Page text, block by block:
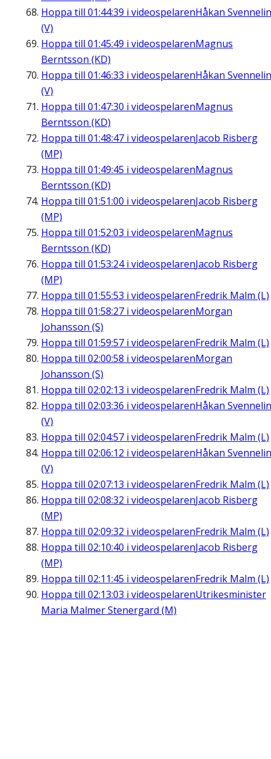
Hoppa till 01:44:39 i videospelarenHåkan
(V)
Hoppa till 01:45:49 i videospelarenMagnus
Berntsson (KD)
Hoppa till 01:46:33 i videospelarenHåkan
(V)
Hoppa till 01:47:30 i videospelarenMagnus
Berntsson (KD)
Hoppa till 01:48:47 i videospelarenJacob Risberg
(MP)
Hoppa till 01:49:45 i videospelarenMagnus
Berntsson (KD)
Hoppa till 01:51:00 i videospelarenJacob Risberg
(MP)
Hoppa till 01:52:03 i videospelarenMagnus
Berntsson (KD)
Hoppa till 01:53:24i videospelarenJacob Risberg
(MP)
Hoppa till 01:55:53 i videospelarenFredrik Malm (L)
Hoppa till 01:58:27 i videospelarenMorgan
Johansson (S)
Hoppa till 01:59:57 i videospelarenFredrik Malm (L)
Hoppa till 02:00:58 i videospelarenMorgan
Johansson (S)
Hoppa till 02:02:13 i videospelarenFredrik Malm (L)
Hoppa till 02:03:36 i videospelarenHåkan
(V)
Hoppa till 02:04:57 i videospelarenFredrik Malm (L)
Hoppa till 02:06:12 i videospelarenHåkan
(V)
Hoppa till 02:07:13 i videospelarenFredrik Malm (L)
Hoppa till 02:08:32 i videospelarenJacob Risberg
(MP)
Hoppa till 02:09:32 i videospelarenFredrik Malm (L)
Hoppa till 02:10:40 i videospelarenJacob Risberg
(MP)
Hoppa till 02:11:45 i videospelarenFredrik Malm (L)
Hoppa till 02:13:03 i videospelarenUtrikesminister
Maria Malmer Stenergard (M)